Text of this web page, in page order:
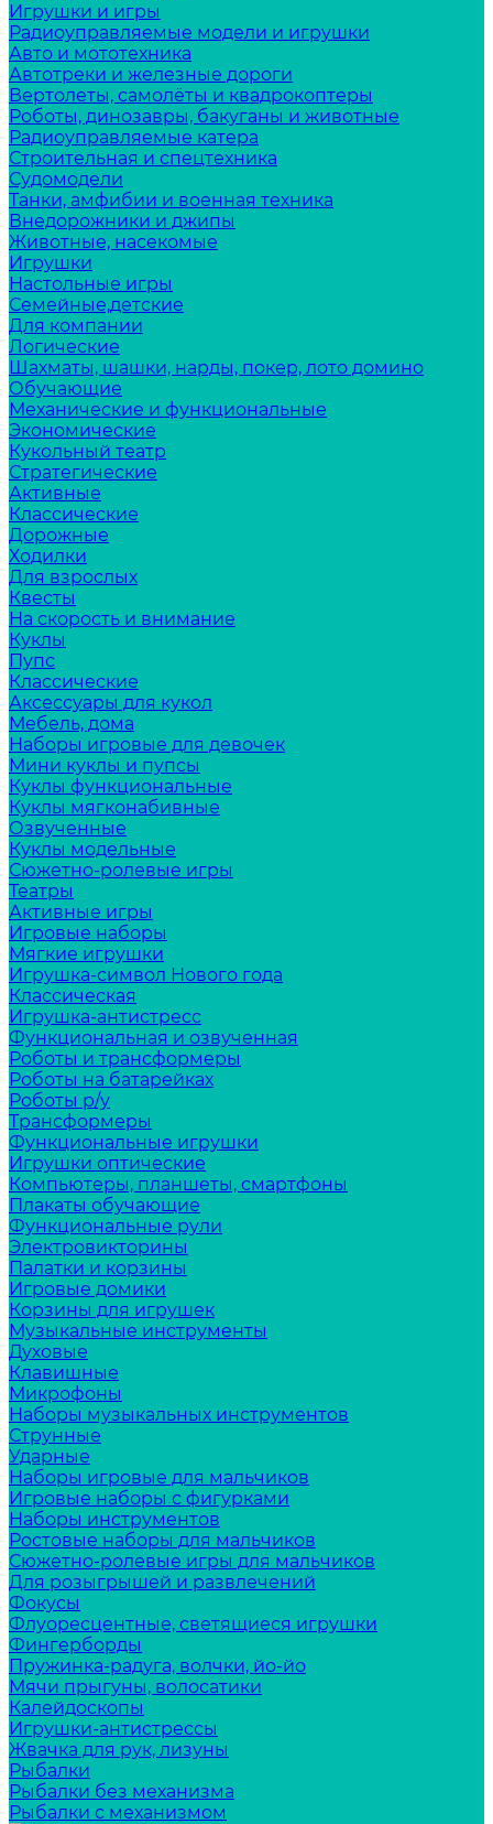
Игрушки и игры
Радиоуправляемые модели и игрушки
Авто и мототехника
Автотреки и железные дороги
Вертолеты, самолёты и квадрокоптеры
Роботы, динозавры, бакуганы и животные
Радиоуправляемые катера
Строительная и спецтехника
Судомодели
Танки, амфибии и военная техника
Внедорожники и джипы
Животные, насекомые
Игрушки
Настольные игры
Семейные,детские
Для компании
Логические
Шахматы, шашки, нарды, покер, лото домино
Обучающие
Механические и функциональные
Экономические
Кукольный театр
Стратегические
Активные
Классические
Дорожные
Ходилки
Для взрослых
Квесты
На скорость и внимание
Куклы
Пупс
Классические
Аксессуары для кукол
Мебель, дома
Наборы игровые для девочек
Мини куклы и пупсы
Куклы функциональные
Куклы мягконабивные
Озвученные
Куклы модельные
Сюжетно-ролевые игры
Театры
Активные игры
Игровые наборы
Мягкие игрушки
Игрушка-символ Нового года
Классическая
Игрушка-антистресс
Функциональная и озвученная
Роботы и трансформеры
Роботы на батарейках
Роботы р/у
Трансформеры
Функциональные игрушки
Игрушки оптические
Компьютеры, планшеты, смартфоны
Плакаты обучающие
Функциональные рули
Электровикторины
Палатки и корзины
Игровые домики
Корзины для игрушек
Музыкальные инструменты
Духовые
Клавишные
Микрофоны
Наборы музыкальных инструментов
Струнные
Ударные
Наборы игровые для мальчиков
Игровые наборы с фигурками
Наборы инструментов
Ростовые наборы для мальчиков
Сюжетно-ролевые игры для мальчиков
Для розыгрышей и развлечений
Фокусы
Флуоресцентные, светящиеся игрушки
Фингерборды
Пружинка-радуга, волчки, йо-йо
Мячи прыгуны, волосатики
Калейдоскопы
Игрушки-антистрессы
Жвачка для рук, лизуны
Рыбалки
Рыбалки без механизма
Рыбалки с механизмом